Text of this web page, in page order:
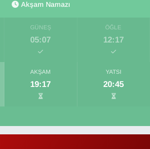
Akşam Namazı
GÜNEŞ
05:07
ÖĞLE
12:17
AKŞAM
19:17
YATSI
20:45